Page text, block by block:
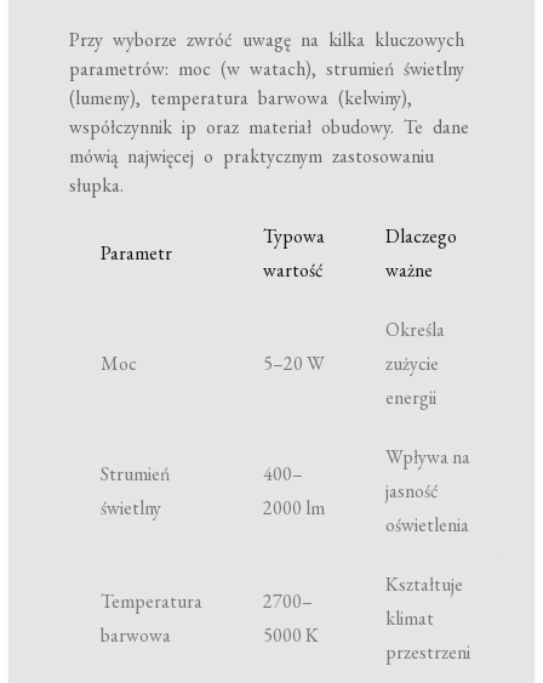
Przy wyborze zwróć uwagę na kilka kluczowych
parametrów: moc (w watach), strumień świetlny
(lumeny), temperatura barwowa (kelwiny),
współczynnik ip oraz materiał obudowy. Te dane
mówią najwięcej o praktycznym zastosowaniu
słupka.
Parametr
Typowa
wartość
Dlaczego
ważne
Moc 5–20 W
Określa
zużycie
energii
Strumień
świetlny
400–
2000 lm
Wpływa na
jasność
oświetlenia
Temperatura
barwowa
2700–
5000 K
Kształtuje
klimat
przestrzeni